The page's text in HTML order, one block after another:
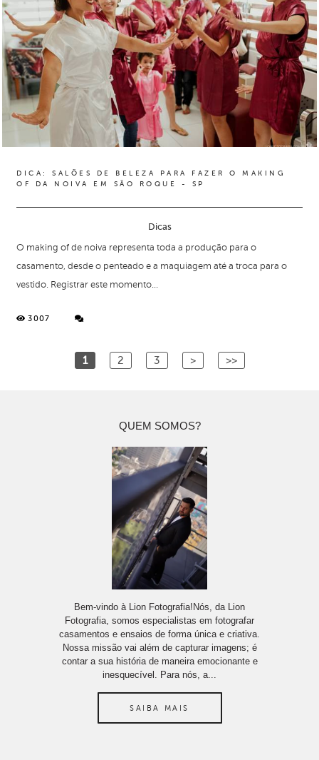
DICA: SALÕES DE BELEZA PARA FAZER O MAKING
OF DA NOIVA EM SÃO ROQUE - SP
Dicas
3007
O making of de noiva representa toda a produção para o
casamento, desde o penteado e a maquiagem até a troca para o
vestido. Registrar este momento...
1 2 3 > >>
QUEM SOMOS?
Bem-vindo à Lion Fotografia!Nós, da Lion
Fotografia, somos especialistas em fotografar
casamentos e ensaios de forma única e criativa.
Nossa missão vai além de capturar imagens; é
contar a sua história de maneira emocionante e
inesquecível. Para nós, a...
SAIBA MAIS